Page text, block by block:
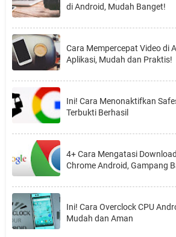
di Android, Mudah Banget!
Cara Mempercepat Video di
Aplikasi, Mudah dan Praktis!
Ini! Cara Menonaktifkan
Terbukti Berhasil
4+ Cara Mengatasi
Chrome Android, Gampang
Ini! Cara Overclock CPU
Mudah dan Aman